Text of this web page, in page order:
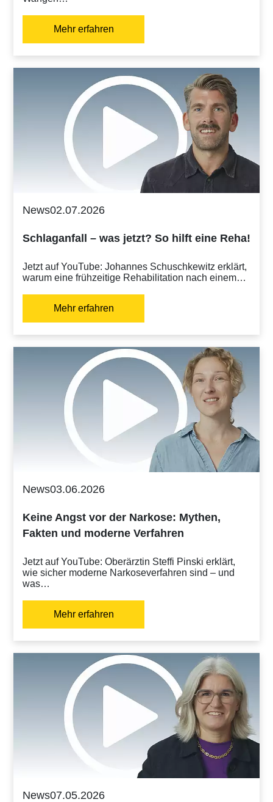
Mehr erfahren
News02.07.2026
Schlaganfall – was jetzt? So hilft eine Reha!
Jetzt auf YouTube: Johannes Schuschkewitz erklärt,
warum eine frühzeitige Rehabilitation nach einem…
Mehr erfahren
News03.06.2026
Keine Angst vor der Narkose: Mythen,
Fakten und moderne Verfahren
Jetzt auf YouTube: Oberärztin Steffi Pinski erklärt,
wie sicher moderne Narkoseverfahren sind – und
was…
Mehr erfahren
News07.05.2026